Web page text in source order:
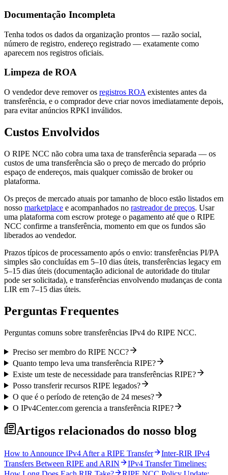
Documentação Incompleta
Tenha todos os dados da organização prontos — razão social,
número de registro, endereço registrado — exatamente como
aparecem nos registros oficiais.
Limpeza de ROA
O vendedor deve remover os registros ROA existentes antes da
transferência, e o comprador deve criar novos imediatamente depois,
para evitar anúncios RPKI inválidos.
Custos Envolvidos
O RIPE NCC não cobra uma taxa de transferência separada — os
custos de uma transferência são o preço de mercado do próprio
espaço de endereços, mais qualquer comissão de broker ou
plataforma.
Os preços de mercado atuais por tamanho de bloco estão listados em
nosso marketplace e acompanhados no rastreador de preços. Usar
uma plataforma com escrow protege o pagamento até que o RIPE
NCC confirme a transferência, momento em que os fundos são
liberados ao vendedor.
Prazos típicos de processamento após o envio: transferências PI/PA
simples são concluídas em 5–10 dias úteis, transferências legacy em
5–15 dias úteis (documentação adicional de autoridade do titular
pode ser solicitada), e transferências envolvendo mudanças de conta
LIR em 7–15 dias úteis.
Perguntas Frequentes
Perguntas comuns sobre transferências IPv4 do RIPE NCC.
Preciso ser membro do RIPE NCC?
Quanto tempo leva uma transferência RIPE?
Existe um teste de necessidade para transferências RIPE?
Posso transferir recursos RIPE legados?
O que é o período de retenção de 24 meses?
O IPv4Center.com gerencia a transferência RIPE?
Artigos relacionados do nosso blog
How to Announce IPv4 After a RIPE Transfer
Inter-RIR IPv4
Transfers Between RIPE and ARIN
IPv4 Transfer Timelines: